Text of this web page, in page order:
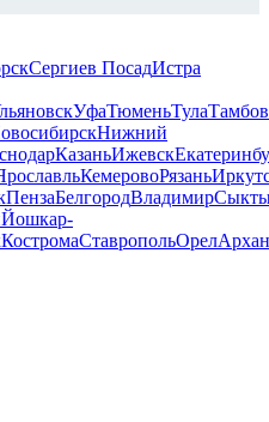
Сергиев ПосадИстра
УфаТюменьТулаТамбов
Нижний
КазаньИжевск
КемеровоРязань
ПензаБелгородВладимир
Йошкар-
КостромаСтавропольОрел